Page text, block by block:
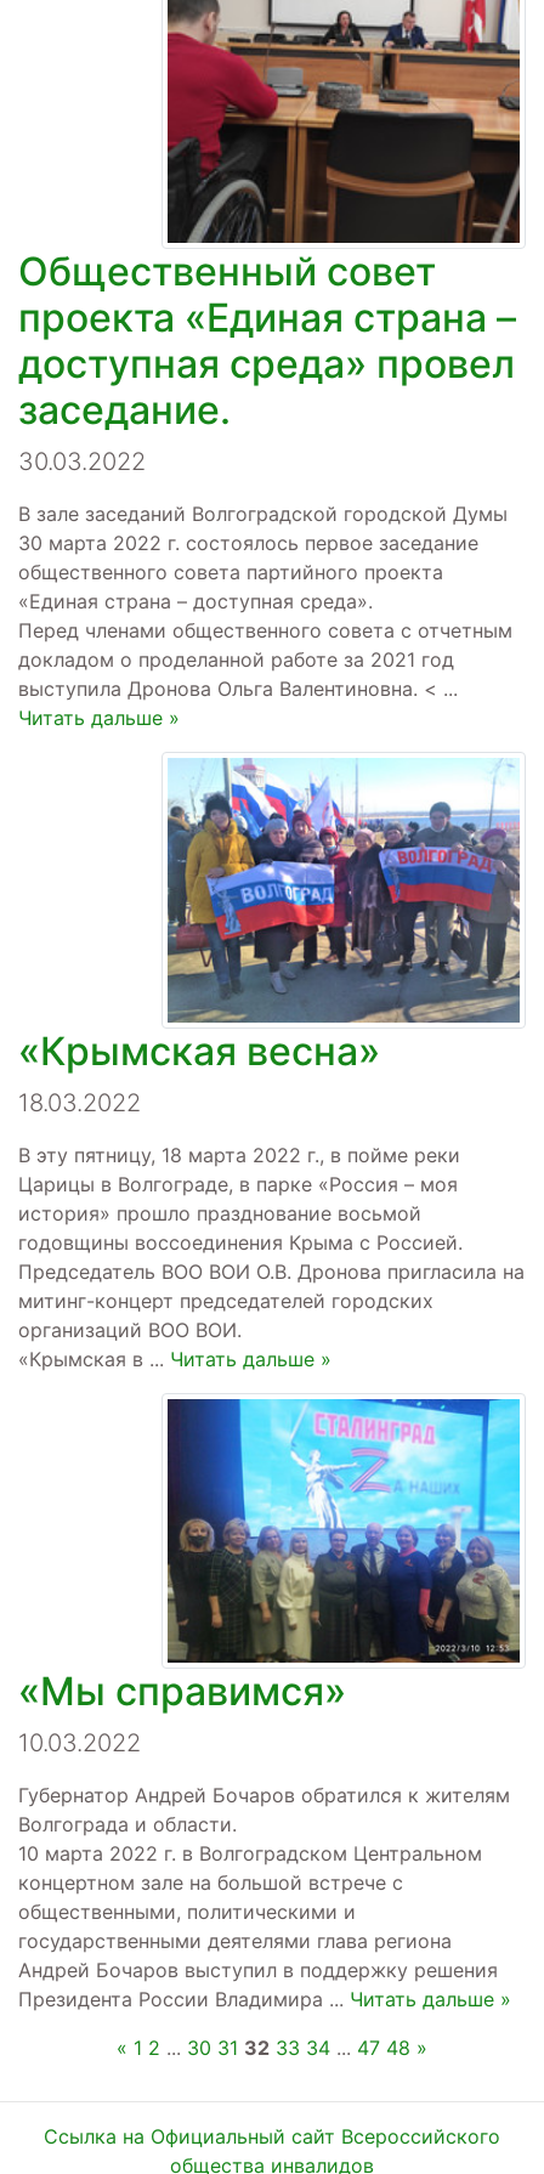
Общественный совет
проекта «Единая страна –
доступная среда» провел
заседание.
30.03.2022
В зале заседаний Волгоградской городской Думы
30 марта 2022 г. состоялось первое заседание
общественного совета партийного проекта
«Единая страна – доступная среда».
Перед членами общественного совета с отчетным
докладом о проделанной работе за 2021 год
выступила Дронова Ольга Валентиновна. < ...
Читать дальше »
«Крымская весна»
18.03.2022
В эту пятницу, 18 марта 2022 г., в пойме реки
Царицы в Волгограде, в парке «Россия – моя
история» прошло празднование восьмой
годовщины воссоединения Крыма с Россией.
Председатель ВОО ВОИ О.В. Дронова пригласила на
митинг-концерт председателей городских
организаций ВОО ВОИ.
«Крымская в ... Читать дальше »
«Мы справимся»
10.03.2022
Губернатор Андрей Бочаров обратился к жителям
Волгограда и области.
10 марта 2022 г. в Волгоградском Центральном
концертном зале на большой встрече с
общественными, политическими и
государственными деятелями глава региона
Андрей Бочаров выступил в поддержку решения
Президента России Владимира ... Читать дальше »
« 1 2 ... 30 31 32 33 34 ... 47 48 »
Ссылка на Официальный сайт Всероссийского
общества инвалидов